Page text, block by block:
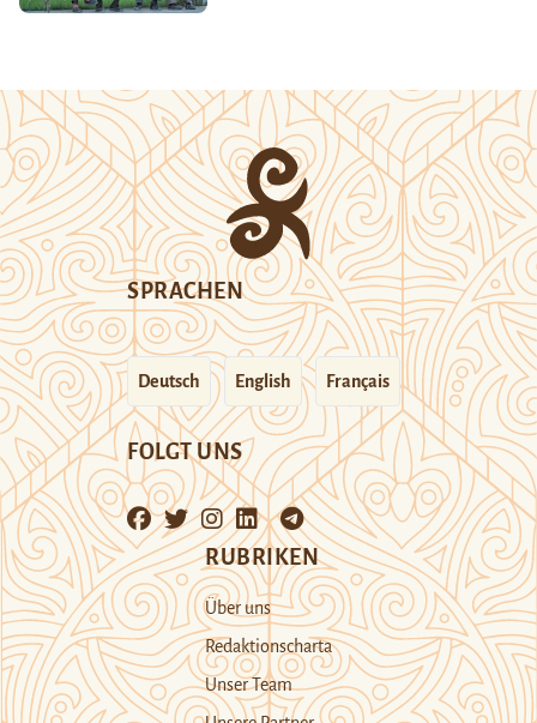
SPRACHEN
Deutsch English Français
FOLGT UNS
RUBRIKEN
Über uns
Redaktionscharta
Unser Team